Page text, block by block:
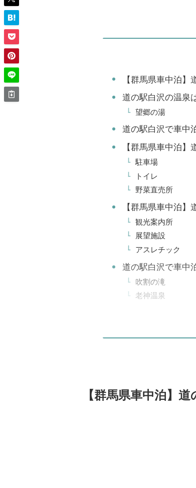
【群馬県車中泊】
道の駅白沢の温泉
望郷の湯
道の駅白沢で車中
【群馬県車中泊】
駐車場
トイレ
野菜直売所
【群馬県車中泊】
観光案内所
展望施設
アスレチック
道の駅白沢で車中
吹割の滝
老神温泉
【群馬県車中泊】